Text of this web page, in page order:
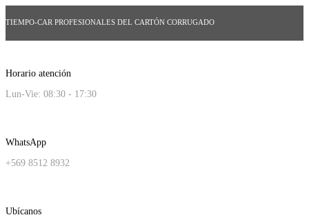
TIEMPO-CAR PROFESIONALES DEL CARTÓN CORRUGADO
Horario atención
Lun-Vie: 08:30 - 17:30
WhatsApp
+569 8512 8932
Ubícanos